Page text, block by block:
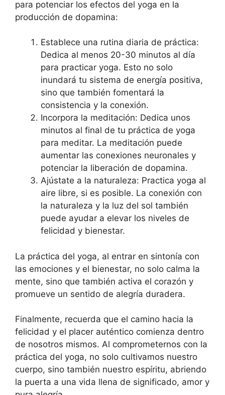
para potenciar los efectos del yoga en la
producción de dopamina:
Establece una rutina diaria de práctica:
Dedica al menos 20-30 minutos al día
para practicar yoga. Esto no solo
inundará tu sistema de energía positiva,
sino que también fomentará la
consistencia y la conexión.
Incorpora la meditación: Dedica unos
minutos al final de tu práctica de yoga
para meditar. La meditación puede
aumentar las conexiones neuronales y
potenciar la liberación de dopamina.
Ajústate a la naturaleza: Practica yoga al
aire libre, si es posible. La conexión con
la naturaleza y la luz del sol también
puede ayudar a elevar los niveles de
felicidad y bienestar.
La práctica del yoga, al entrar en sintonía con
las emociones y el bienestar, no solo calma la
mente, sino que también activa el corazón y
promueve un sentido de alegría duradera.
Finalmente, recuerda que el camino hacia la
felicidad y el placer auténtico comienza dentro
de nosotros mismos. Al comprometernos con la
práctica del yoga, no solo cultivamos nuestro
cuerpo, sino también nuestro espíritu, abriendo
la puerta a una vida llena de significado, amor y